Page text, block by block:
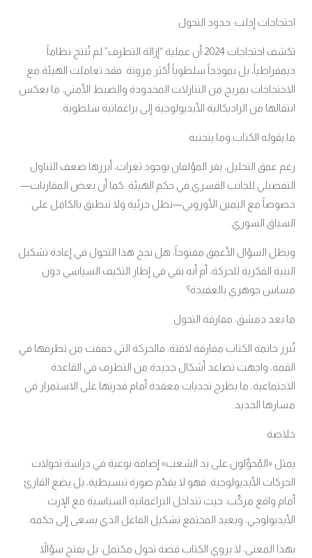
احتجاجات إدلب: حدود التحول
تكشف احتجاجات 2024 أن عملية “إزالة التطرف” لم تُنتج نظاماً
ديمقراطياً، بل نموذجاً سلطوياً أكثر مرونة. فقد تعاملت الهيئة مع
الاحتجاجات بمزيج من التنازلات المحدودة والضبط الأمني، ما يعكس
انتقالها من الراديكالية الأيديولوجية إلى براغماتية سلطوية.
ما يقوله الكتاب وما يتجنبه
رغم عمق التحليل، يقر المؤلفان بوجود ثغرات، أبرزها ضعف التناول
التفصيلي للجانب القسري في حكم الهيئة. كما أن بعض المقارنات—
خصوصاً مع اليمين الأوروبي—تظل جزئية ولا تنطبق بالكامل على
السياق السوري.
ويظل السؤال الأعمق مفتوحاً: هل نجح هذا التحول في إعادة تشكيل
البنية الفكرية للحركة، أم أنه بقي في إطار التكيف السياسي دون
مساس جوهري بالعقيدة؟
ما بعد دمشق: مفارقة التحول
تُبرز خاتمة الكتاب مفارقة لافتة: فالحركة التي خففت من تطرفها في
القمة، واجهت تصاعد أشكال جديدة من التطرف في القاعدة
الاجتماعية، ما يطرح تحديات معقدة أمام قدرتها على الاستمرار في
مسارها الجديد.
خلاصة
يمثل «المُحوَّلون على يد الشعب» إضافة نوعية في دراسة تحولات
الحركات الأيديولوجية. فهو لا يقدّم صورة تبسيطية، بل يضع القارئ
أمام واقع مركّب، حيث تتداخل البراغماتية السياسية مع الإرث
الأيديولوجي، ويعيد المجتمع تشكيل الفاعل الذي يسعى إلى حكمه.
بهذا المعنى، لا يروي الكتاب قصة تحول مكتمل، بل يفتح سؤالاً